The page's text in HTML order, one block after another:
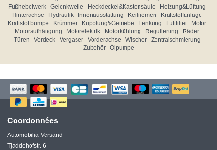
Fußhebelwerk
Gelenkwelle Heckdeckel&Kastensäule
Heizung&Lüftung
Hinterachse
Hydraulik Innenausstattung Keilriemen
Kraftstoffanlage
Kraftstoffpumpe
Krümmer Kupplung&Getriebe Lenkung Luftfilter
Motor
Motoraufhängung
Motorelektrik Motorkühlung Regulierung
Räder
Türen
Verdeck Vergaser Vorderachse Wischer
Zentralschmierung
Zubehör
Ölpumpe
Coordonnées
Automobilia-Versand
Tjaddehofstr. 6